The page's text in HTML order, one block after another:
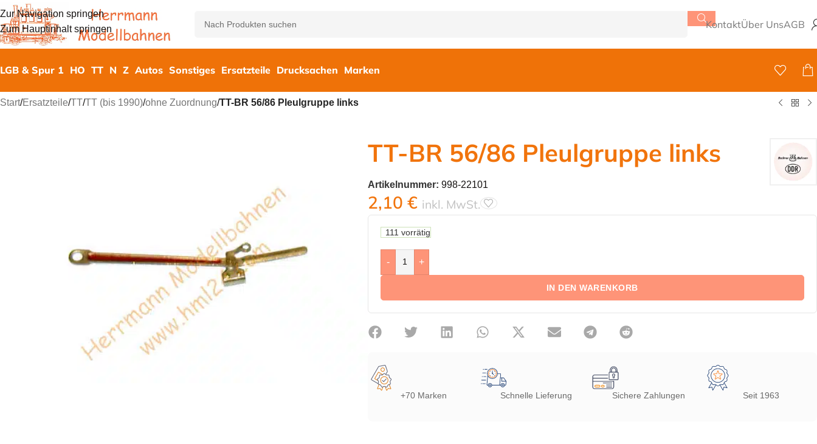
Zur Navigation springen
Zum Hauptinhalt springen
KontaktÜber UnsAGB
LGB & Spur 1 HO TT N Z Autos Sonstiges Ersatzteile Drucksachen Marken
Start/Ersatzteile/TT/TT (bis 1990)/ohne Zuordnung/TT-BR 56/86 Pleulgruppe links
TT-BR 56/86 Pleulgruppe links
Artikelnummer: 998-22101
2,10 € inkl. MwSt.
111 vorrätig
- +
IN DEN WARENKORB
+70 Marken Schnelle Lieferung Sichere Zahlungen Seit 1963